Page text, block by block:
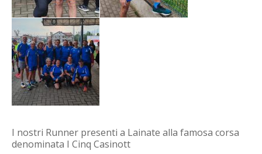
I nostri Runner presenti a Lainate alla famosa corsa
denominata I Cinq Casinott